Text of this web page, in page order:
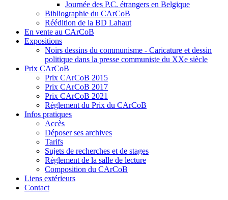
Journée des P.C. étrangers en Belgique
Bibliographie du CArCoB
Réédition de la BD Lahaut
En vente au CArCoB
Expositions
Noirs dessins du communisme - Caricature et dessin
politique dans la presse communiste du XXe siècle
Prix CArCoB
Prix CArCoB 2015
Prix CArCoB 2017
Prix CArCoB 2021
Règlement du Prix du CArCoB
Infos pratiques
Accès
Déposer ses archives
Tarifs
Sujets de recherches et de stages
Règlement de la salle de lecture
Composition du CArCoB
Liens extérieurs
Contact